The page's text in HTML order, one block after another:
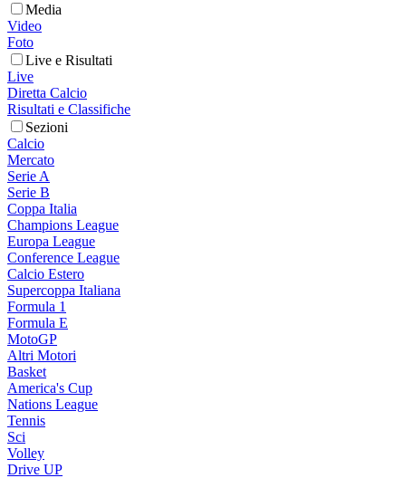
Media
Video
Foto
Live e Risultati
Live
Diretta Calcio
Risultati e Classifiche
Sezioni
Calcio
Mercato
Serie A
Serie B
Coppa Italia
Champions League
Europa League
Conference League
Calcio Estero
Supercoppa Italiana
Formula 1
Formula E
MotoGP
Altri Motori
Basket
America's Cup
Nations League
Tennis
Sci
Volley
Drive UP